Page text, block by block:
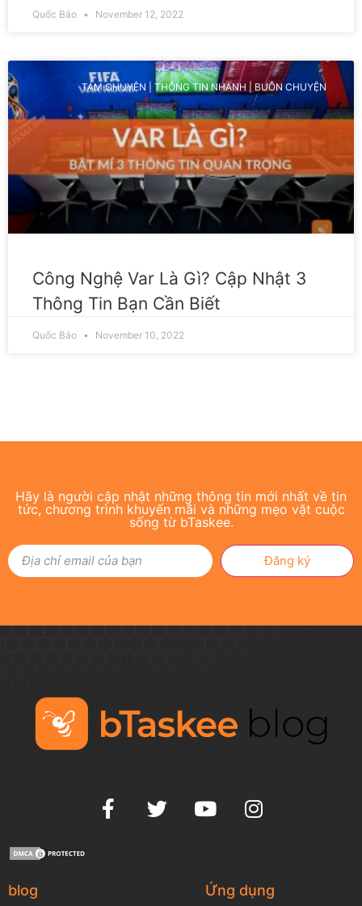
Quốc Bảo November 12, 2022
TÁM CHUYỆN | THÔNG TIN NHANH | BUÔN CHUYỆN
Công Nghệ Var Là Gì? Cập Nhật 3
Thông Tin Bạn Cần Biết
Quốc Bảo November 10, 2022
Hãy là người cập nhật những thông tin mới nhất về tin
tức, chương trình khuyến mãi và những mẹo vặt cuộc
sống từ bTaskee.
Đăng ký
blog Ứng dụng